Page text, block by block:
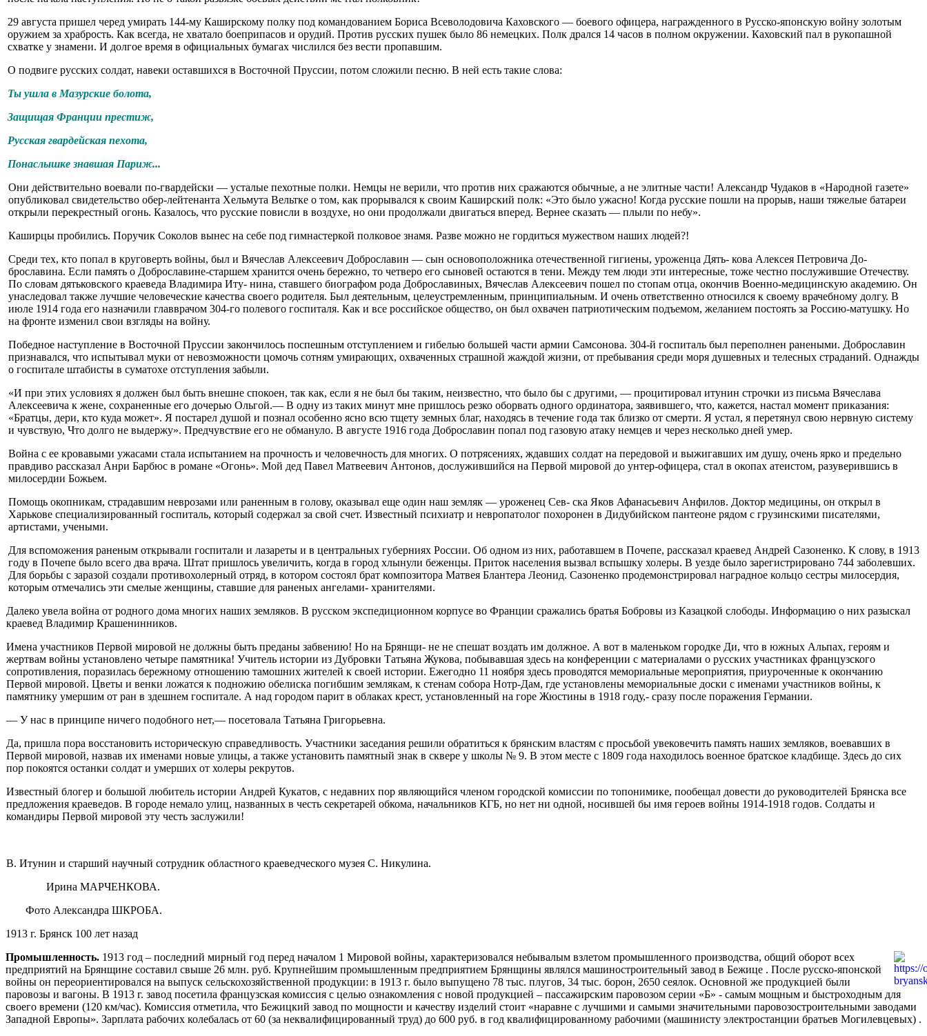
29 августа пришел черед уми­рать 144-му Каширскому пол­ку под командованием Бориса Всеволодовича Каховского — боевого офицера, награжден­ного в Русско-японскую войну золотым
оружием за храбрость. Как всегда, не хватало боеприпасов и орудий. Против русских пушек было 86 не­мецких. Полк дрался 14 часов в полном окружении. Кахов­ский пал в рукопашной
схват­ке у знамени. И долгое время в официальных бумагах числил­ся без вести пропавшим.
О подвиге русских солдат, на­веки оставшихся в Восточной Пруссии, потом сложили пес­ню. В ней есть такие слова:
Ты ушла в Мазурские болота,
Защищая Франции престиж,
Русская гвардейская пехота,
Понаслышке знавшая Париж...
Они действительно воевали по-гвардейски — усталые пе­хотные полки. Немцы не вери­ли, что против них сражаются обычные, а не элитные части! Александр Чудаков в «Народной газете»
опубликовал свидетель­ство обер-лейтенанта Хельмута Вельтке о том, как прорывал­ся к своим Каширский полк: «Это было ужасно! Когда рус­ские пошли на прорыв, наши тяжелые батареи
открыли пере­крестный огонь. Казалось, что русские повисли в воздухе, но они продолжали двигаться впе­ред. Вернее сказать — плыли по небу».
Каширцы пробились. Пору­чик Соколов вынес на себе под гимнастеркой полковое знамя. Разве можно не гордиться му­жеством наших людей?!
Среди тех, кто попал в кру­говерть войны, был и Вячеслав Алексеевич Доброславин — сын основоположника отечествен­ной гигиены, уроженца Дять- кова Алексея Петровича До-
брославина. Если память о Доброславине-старшем хра­нится очень бережно, то четве­ро его сыновей остаются в тени. Между тем люди эти интерес­ные, тоже честно послужившие Отечеству.
По словам дятьковского краеведа Владимира Иту- нина, ставшего биографом рода Доброславиных, Вячеслав Алек­сеевич пошел по стопам отца, окончив Военно-медицинскую академию. Он
унаследовал так­же лучшие человеческие каче­ства своего родителя. Был де­ятельным, целеустремленным, принципиальным. И очень от­ветственно относился к своему врачебному долгу. В
июле 1914 года его назначили главврачом 304-го полевого госпиталя. Как и все российское общество, он был охвачен патриотическим подъемом, желанием посто­ять за Россию-матушку. Но
на фронте изменил свои взгляды на войну.
Победное наступление в Вос­точной Пруссии закончилось поспешным отступлением и ги­белью большей части армии Самсонова. 304-й госпиталь был переполнен ранеными. До­брославин
признавался, что ис­пытывал муки от невозможно­сти цомочь сотням умирающих, охваченных страшной жаждой жизни, от пребывания сре­ди моря душевных и телесных страданий. Однажды
о госпита­ле штабисты в суматохе отсту­пления забыли.
«И при этих условиях я дол­жен был быть внешне споко­ен, так как, если я не был бы таким, неизвестно, что было бы с другими, — процитиро­вал итунин строчки из письма Вячеслава
Алексеевича к жене, сохраненные его дочерью Оль­гой.— В одну из таких минут мне пришлось резко оборвать одного ординатора, заявивше­го, что, кажется, настал момент приказания:
«Братцы, дери, кто куда может». Я постарел ду­шой и познал особенно ясно всю тщету земных благ, нахо­дясь в течение года так близко от смерти. Я устал, я перетянул свою нервную систему
и чув­ствую, Что долго не выдержу». Предчувствие его не обмануло. В августе 1916 года Доброславин попал под газовую атаку немцев и через несколько дней умер.
Война с ее кровавыми ужаса­ми стала испытанием на проч­ность и человечность для мно­гих. О потрясениях, ждавших солдат на передовой и выжи­гавших им душу, очень ярко и предельно
правдиво рассказал Анри Барбюс в романе «Огонь». Мой дед Павел Матвеевич Ан­тонов, дослужившийся на Пер­вой мировой до унтер-офицера, стал в окопах атеистом, разуве­рившись в
милосердии Божьем.
Помощь окопникам, страдав­шим неврозами или раненным в голову, оказывал еще один наш земляк — уроженец Сев- ска Яков Афанасьевич Анфилов. Доктор медицины, он открыл в
Харькове специализирован­ный госпиталь, который содер­жал за свой счет. Известный психиатр и невропатолог похо­ронен в Дидубийском пантеоне рядом с грузинскими писателя­ми,
артистами, учеными.
Для вспоможения раненым открывали госпитали и лазаре­ты и в центральных губерниях России. Об одном из них, рабо­тавшем в Почепе, рассказал кра­евед Андрей Сазоненко. К сло­ву, в 1913
году в Почепе было всего два врача. Штат пришлось увеличить, когда в город хлыну­ли беженцы. Приток населения вызвал вспышку холеры. В уез­де было зарегистрировано 744 заболевших.
Для борьбы с зара­зой создали противохолерный отряд, в котором состоял брат композитора Матвея Блантера Леонид. Сазоненко продемон­стрировал наградное кольцо се­стры милосердия,
которым от­мечались эти смелые женщины, ставшие для раненых ангелами- хранителями.
Далеко увела война от род­ного дома многих наших земля­ков. В русском экспедиционном корпусе во Франции сражались братья Бобровы из Казацкой слободы. Информацию о них разыскал
краевед Владимир Крашенинников.
Имена участников Первой мировой не должны быть пре­даны забвению! Но на Брянщи- не не спешат воздать им долж­ное. А вот в маленьком городке Ди, что в южных Альпах, геро­ям и
жертвам войны установле­но четыре памятника! Учитель истории из Дубровки Татьяна Жукова, побывавшая здесь на конференции с материалами о русских участниках фран­цузского
сопротивления, пора­зилась бережному отношению тамошних жителей к своей истории. Ежегодно 11 ноября здесь проводятся мемориаль­ные мероприятия, приурочен­ные к окончанию
Первой ми­ровой. Цветы и венки ложатся к подножию обелиска погиб­шим землякам, к стенам собо­ра Нотр-Дам, где установлены мемориальные доски с именами участников войны, к
памятни­ку умершим от ран в здешнем госпитале. А над городом парит в облаках крест, установленный на горе Жюстины в 1918 году,- сразу после поражения Герма­нии.
— У нас в принципе ничего подобного нет,— посетовала Та­тьяна Григорьевна.
Да, пришла пора восстано­вить историческую справед­ливость. Участники заседания решили обратиться к брянским властям с просьбой увекове­чить память наших земляков, воевавших в
Первой мировой, назвав их именами новые ули­цы, а также установить памят­ный знак в сквере у школы № 9. В этом месте с 1809 года нахо­дилось военное братское клад­бище. Здесь до сих
пор покоят­ся останки солдат и умерших от холеры рекрутов.
Известный блогер и большой любитель истории Андрей Кукатов, с недавних пор являю­щийся членом городской комис­сии по топонимике, пообещал довести до руководителей Брян­ска все
предложения краеведов. В городе немало улиц, назван­ных в честь секретарей обкома, начальников КГБ, но нет ни од­ной, носившей бы имя героев войны 1914-1918 годов. Солдаты и
командиры Первой мировой эту честь заслужили!
В. Итунин и старший научный сотрудник областного краеведческого музея С. Никулина.
Ирина МАРЧЕНКОВА.
Фото Александра ШКРОБА.
1913 г. Брянск 100 лет назад
Промышленность. 1913 год – последний мирный год перед началом 1 Мировой войны, характеризовался небывалым взлетом промышленного производства, общий оборот всех
предприятий на Брянщине составил свыше 26 млн. руб. Крупнейшим промышленным предприятием Брянщины являлся машиностроительный завод в Бежице . После русско-японской
войны он переориентировался на выпуск сельскохозяйственной продукции: в 1913 г. было выпущено 78 тыс. плугов, 34 тыс. борон, 2650 сеялок. Основной же продукцией были
паровозы и вагоны. В 1913 г. завод посетила французская комиссия с целью ознакомления с новой продукцией – пассажирским паровозом серии «Б» - самым мощным и быстроходным для
своего времени (120 км/час). Комиссия отметила, что Бежицкий завод по мощности и качеству изделий стоит «наравне с лучшими и самыми значительными паровозостроительными заводами
Западной Европы». Зарплата рабочих колебалась от 60 (за неквалифицированный труд) до 600 руб. в год квалифицированному рабочими (машинисту электростанции братьев Могилевцевых) .